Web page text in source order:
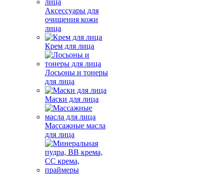
Аксессуары для
очищения кожи
лица
Крем для лица
Лосьоны и тонеры
для лица
Маски для лица
Массажные масла
для лица